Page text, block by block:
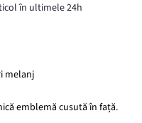
în ultimele 24h
melanj
emblemă cusută în față.